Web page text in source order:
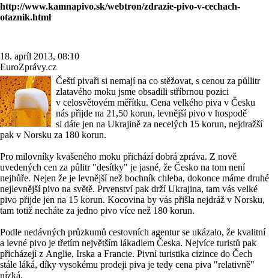
http://www.kamnapivo.sk/webtron/zdrazie-pivo-v-cechach-
otaznik.html
18. apríl 2013, 08:10
EuroZprávy.cz
Čeští pivaři si nemají na co stěžovat, s cenou za půllitr
zlatavého moku jsme obsadili stříbrnou pozici
v celosvětovém měřítku. Cena velkého piva v Česku
nás přijde na 21,50 korun, levnější pivo v hospodě
si dáte jen na Ukrajině za necelých 15 korun, nejdražší
pak v Norsku za 180 korun.
Pro milovníky kvašeného moku přichází dobrá zpráva. Z nově
uvedených cen za půlitr "desítky" je jasné, že Česko na tom není
nejhůře. Nejen že je levnější než bochník chleba, dokonce máme druhé
nejlevnější pivo na světě. Prvenství pak drží Ukrajina, tam vás velké
pivo přijde jen na 15 korun. Kocovina by vás přišla nejdráž v Norsku,
tam totiž necháte za jedno pivo více než 180 korun.
Podle nedávných průzkumů cestovních agentur se ukázalo, že kvalitní
a levné pivo je třetím největším lákadlem Česka. Nejvíce turistů pak
přicházejí z Anglie, Irska a Francie. Pivní turistika cizince do Čech
stále láká, díky vysokému prodeji piva je tedy cena piva "relativně"
nízká.